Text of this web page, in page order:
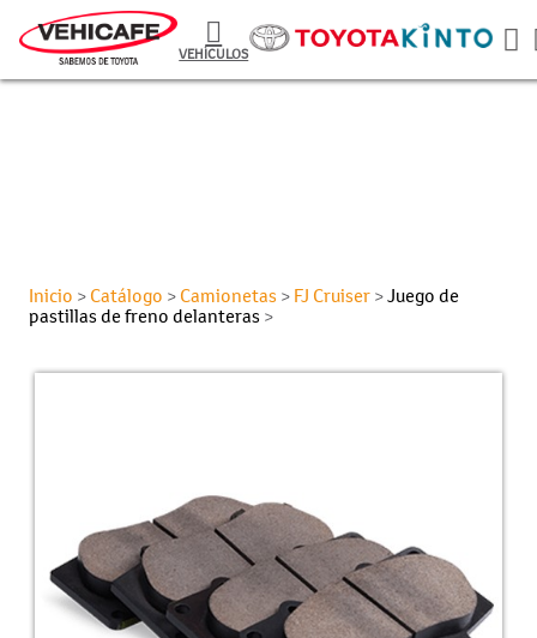
VEHÍCULOS
Inicio > Catálogo > Camionetas > FJ Cruiser >Juego de
pastillas de freno delanteras >